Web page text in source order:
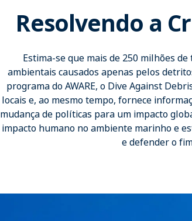
Resolvendo a
Estima-se que mais de 250 milhões
ambientais causados apenas pelos
programa do AWARE, o Dive Against
locais e, ao mesmo tempo, fornece
mudança de políticas para um impacto
impacto humano no ambiente marinho e
e defender o